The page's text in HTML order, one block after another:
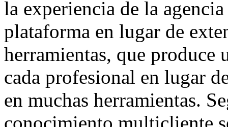
la experiencia de la
plataforma en lugar de
herramientas, que produce
cada profesional en lugar
en muchas herramientas.
conocimiento multicliente